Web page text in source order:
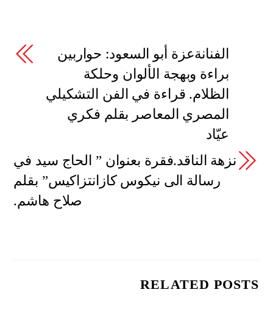
الفنانةعزة أبو السعود: حواربين
براءة وبهجة الألوان وحلكة
الظلام. قراءة في الفن التشكيلي
المصري المعاصر بقلم فكري
عيّاد
نزهة الناقد.فقرة بعنوان ” الحاج سيد في
رسالة الى نيكوس كازانتزاكيس” بقلم
صلاح هاشم.
RELATED POSTS